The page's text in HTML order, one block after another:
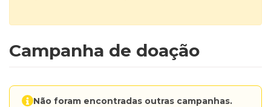
Campanha de doação
Não foram encontradas outras campanhas.